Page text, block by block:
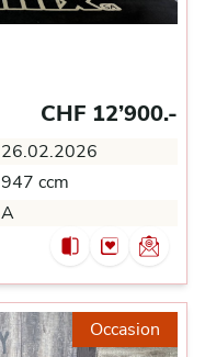
CHF 12’900.-
26.02.2026
947 ccm
A
Occasion